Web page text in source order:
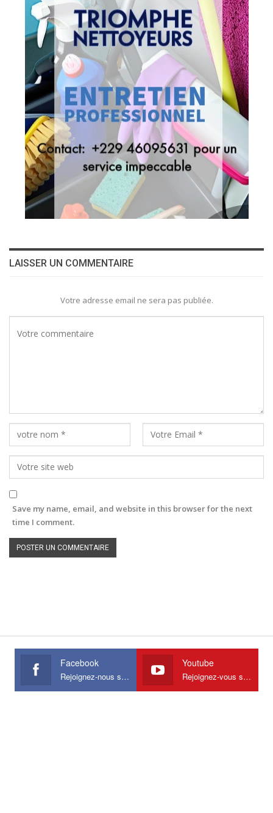
LAISSER UN COMMENTAIRE
Votre adresse email ne sera pas publiée.
Save my name, email, and website in this browser for the next
time I comment.
Facebook
Rejoignez-nous sur Facebook
Youtube
Rejoignez-vous sur Youtube